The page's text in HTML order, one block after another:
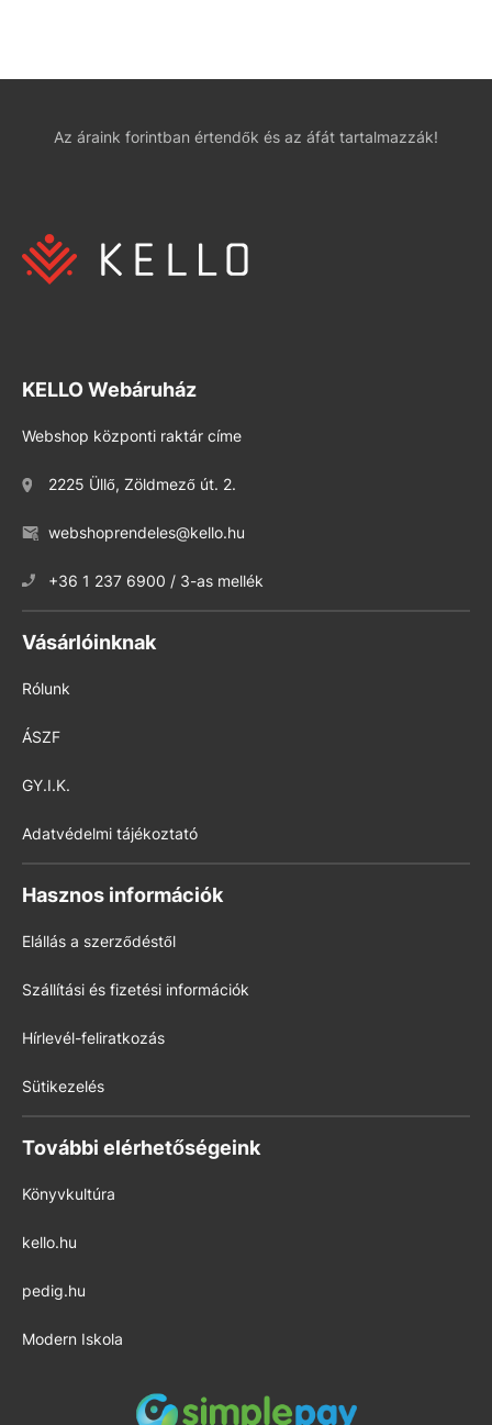
Az áraink forintban értendők és az áfát tartalmazzák!
KELLO Webáruház
Webshop központi raktár címe
2225 Üllő, Zöldmező út. 2.
webshoprendeles@kello.hu
+36 1 237 6900 / 3-as mellék
Vásárlóinknak
Rólunk
ÁSZF
GY.I.K.
Adatvédelmi tájékoztató
Hasznos információk
Elállás a szerződéstől
Szállítási és fizetési információk
Hírlevél-feliratkozás
Sütikezelés
További elérhetőségeink
Könyvkultúra
kello.hu
pedig.hu
Modern Iskola